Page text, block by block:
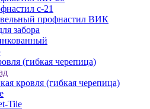
с-21
профнастил ВИК
забора
(гибкая черепица)
кровля (гибкая черепица)
Tile